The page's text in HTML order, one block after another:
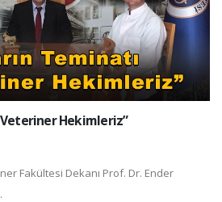
Veteriner Hekimleriz”
Fakültesi Dekanı Prof. Dr. Ender